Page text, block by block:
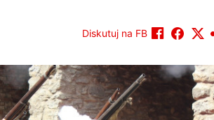
Diskutuj na FB